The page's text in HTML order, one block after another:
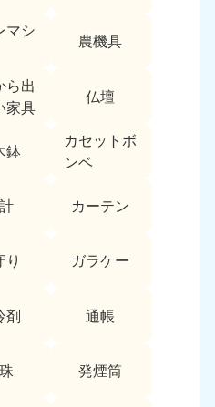
マシ
農機具
ら出
家具
仏壇
鉢
カセットボ
ンベ
カーテン
り ガラケー
剤 通帳
発煙筒
四国
徳島県
050-1880-9898
9:00〜19:00 年中無休
9:00〜19:00 年中無休